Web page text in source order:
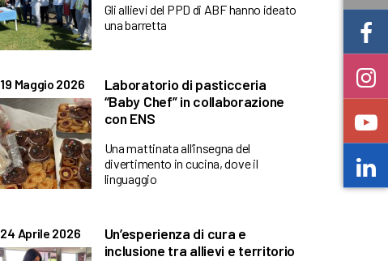
Gli allievi del PPD di ABF hanno ideato
una barretta
19 Maggio 2026
Laboratorio di pasticceria
“Baby Chef” in collaborazione
con ENS
Una mattinata all’insegna del
divertimento in cucina, dove il
linguaggio
24 Aprile 2026
Un’esperienza di cura e
inclusione tra allievi e territorio